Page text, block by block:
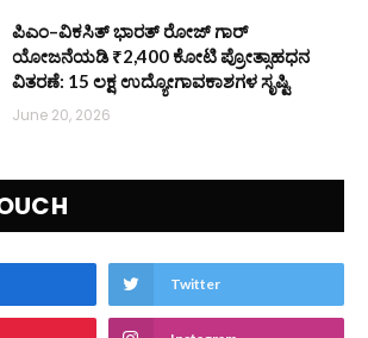
ಪಿಎಂ–ವಿಕಸಿತ್ ಭಾರತ್ ರೋಜ್‌ ಗಾರ್
ಯೋಜನೆಯಡಿ ₹2,400 ಕೋಟಿ ಪ್ರೋತ್ಸಾಹಧನ
ವಿತರಣೆ: 15 ಲಕ್ಷ ಉದ್ಯೋಗಾವಕಾಶಗಳ ಸೃಷ್ಟಿ
June 20, 2026
Twitter